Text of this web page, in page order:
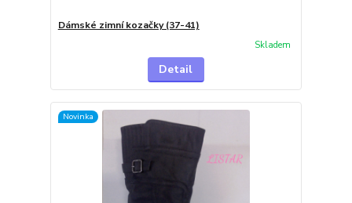
Dámské zimní kozačky (37-41)
Skladem
Detail
Novinka